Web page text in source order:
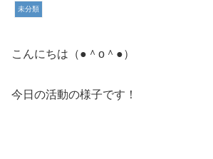
未分類
こんにちは（●＾o＾●）
今日の活動の様子です！